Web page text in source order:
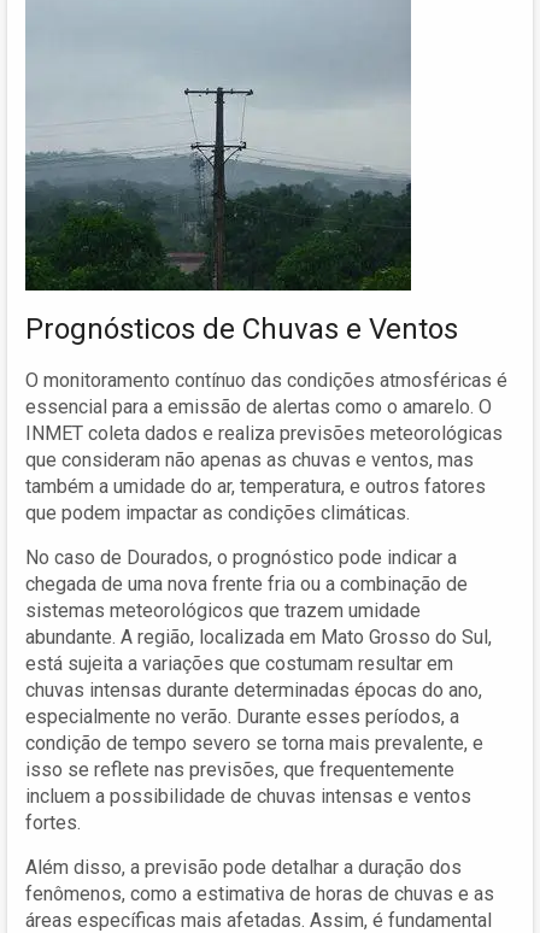
Prognósticos de Chuvas e Ventos
O monitoramento contínuo das condições atmosféricas é
essencial para a emissão de alertas como o amarelo. O
INMET coleta dados e realiza previsões meteorológicas
que consideram não apenas as chuvas e ventos, mas
também a umidade do ar, temperatura, e outros fatores
que podem impactar as condições climáticas.
No caso de Dourados, o prognóstico pode indicar a
chegada de uma nova frente fria ou a combinação de
sistemas meteorológicos que trazem umidade
abundante. A região, localizada em Mato Grosso do Sul,
está sujeita a variações que costumam resultar em
chuvas intensas durante determinadas épocas do ano,
especialmente no verão. Durante esses períodos, a
condição de tempo severo se torna mais prevalente, e
isso se reflete nas previsões, que frequentemente
incluem a possibilidade de chuvas intensas e ventos
fortes.
Além disso, a previsão pode detalhar a duração dos
fenômenos, como a estimativa de horas de chuvas e as
áreas específicas mais afetadas. Assim, é fundamental